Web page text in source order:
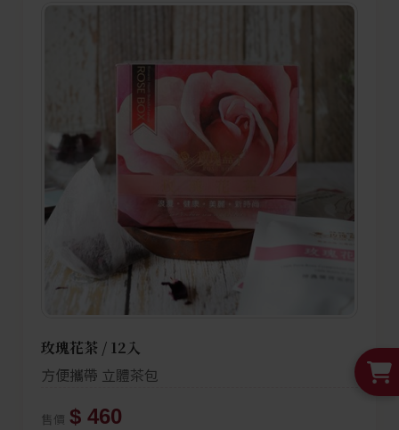
玫瑰花茶 / 12入
方便攜帶 立體茶包
售價 $ 460